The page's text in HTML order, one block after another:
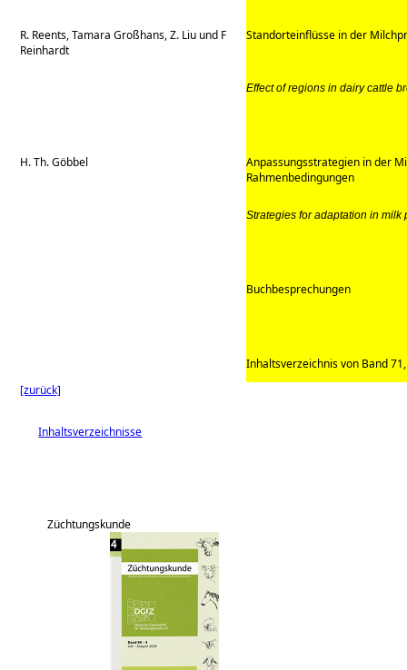
R. Reents, Tamara Großhans, Z. Liu und F
Reinhardt
Standorteinflüsse in der
Effect of regions in dairy cattle
H. Th. Göbbel
Anpassungsstrategien in der
Rahmenbedingungen
Strategies for adaptation in
Buchbesprechungen
Inhaltsverzeichnis von Band
[zurück]
Inhaltsverzeichnisse
Züchtungskunde